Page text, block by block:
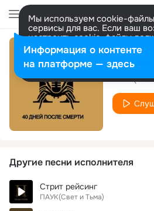
Мы используем cookie-
сервисы для вас. Если ваш
настроить cookie-файлы
представитель. Больше
Разрешить все Настроить
Другие песни исполнителя
Стрит рейсинг
ПАУК(Свет и Тьма)
Информация о контенте
на платформе — здесь